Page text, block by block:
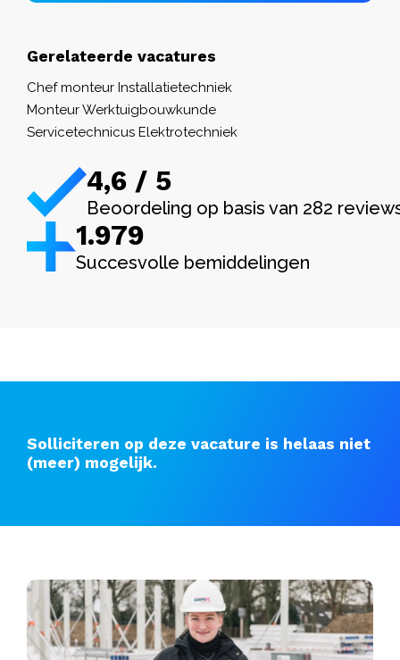
Gerelateerde vacatures
Chef monteur Installatietechniek
Monteur Werktuigbouwkunde
Servicetechnicus Elektrotechniek
4,6 / 5
Beoordeling op basis van 282
1.982
Succesvolle bemiddelingen
Solliciteren op deze vacature is helaas niet
(meer) mogelijk.